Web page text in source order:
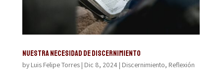
Nuestra necesidad de discernimiento
by Luis Felipe Torres| Dic 8, 2024| Discernimiento, Reflexión